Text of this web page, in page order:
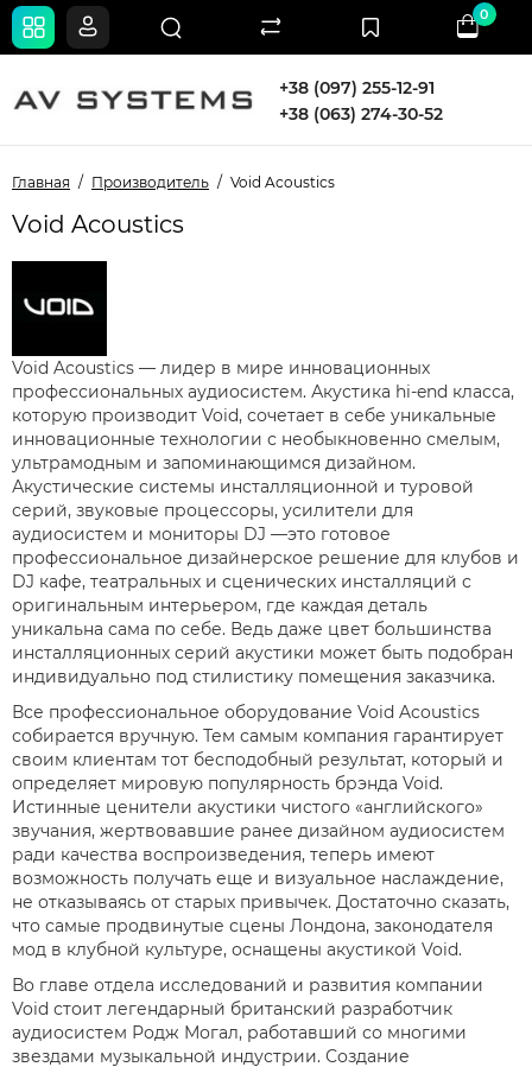
+38 (097) 255-12-91
+38 (063) 274-30-52
0
Главная Производитель Void Acoustics
Void Acoustics
Void Acoustics — лидер в мире инновационных
профессиональных аудиосистем. Акустика hi-end класса,
которую производит Void, сочетает в себе уникальные
инновационные технологии с необыкновенно смелым,
ультрамодным и запоминающимся дизайном.
Акустические системы инсталляционной и туровой
серий, звуковые процессоры, усилители для
аудиосистем и мониторы DJ —это готовое
профессиональное дизайнерское решение для клубов и
DJ кафе, театральных и сценических инсталляций с
оригинальным интерьером, где каждая деталь
уникальна сама по себе. Ведь даже цвет большинства
инсталляционных серий акустики может быть подобран
индивидуально под стилистику помещения заказчика.
Все профессиональное оборудование Void Acoustics
собирается вручную. Тем самым компания гарантирует
своим клиентам тот бесподобный результат, который и
определяет мировую популярность брэнда Void.
Истинные ценители акустики чистого «английского»
звучания, жертвовавшие ранее дизайном аудиосистем
ради качества воспроизведения, теперь имеют
возможность получать еще и визуальное наслаждение,
не отказываясь от старых привычек. Достаточно сказать,
что самые продвинутые сцены Лондона, законодателя
мод в клубной культуре, оснащены акустикой Void.
Во главе отдела исследований и развития компании
Void стоит легендарный британский разработчик
аудиосистем Родж Могал, работавший со многими
звездами музыкальной индустрии. Создание